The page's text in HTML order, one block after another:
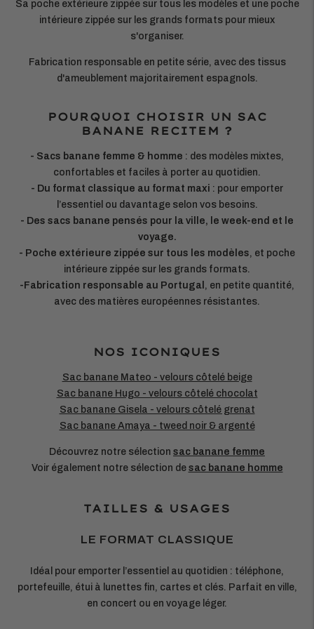
Sa poche extérieure zippée sur tous les modèles et une poche
intérieure zippée sur les grands formats pour mieux
s'organiser.
Fabrication responsable en petite série, avec des tissus
d'ameublement majoritairement espagnols.
POURQUOI CHOISIR UN SAC
BANANE RECITEM ?
- Sacs banane femme & homme : des modèles mixtes,
confortables et faciles à porter au quotidien.
- Du format classique au format maxi : pour emporter
l’essentiel ou davantage selon vos besoins.
- Des sacs banane pensés pour la ville, le week-end et le
voyage.
- Poche extérieure zippée sur tous les modèles, et poche
intérieure zippée sur les grands formats.
-Fabrication responsable au Portugal , en petite quantité,
avec des matières européennes résistantes.
NOS ICONIQUES
Sac banane Mateo - velours côtelé beige
Sac banane Hugo - velours côtelé chocolat
Sac banane Gisela - velours côtelé grenat
Sac banane Amaya - tweed noir & argenté
Découvrez notre sélection sac banane femme
Voir également notre sélection de sac banane homme
TAILLES & USAGES
LE FORMAT CLASSIQUE
Idéal pour emporter l’essentiel au quotidien : téléphone,
portefeuille, étui à lunettes fin, cartes et clés. Parfait en ville,
en concert ou en voyage léger.